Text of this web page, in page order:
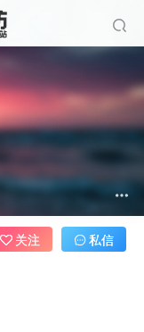
关注 私信